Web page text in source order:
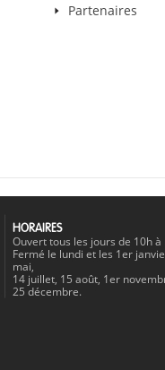
Partenaires
HORAIRES
Ouvert tous les jours de 10h à
Fermé le lundi et les 1er
mai,
14 juillet, 15 août, 1er
25 décembre.